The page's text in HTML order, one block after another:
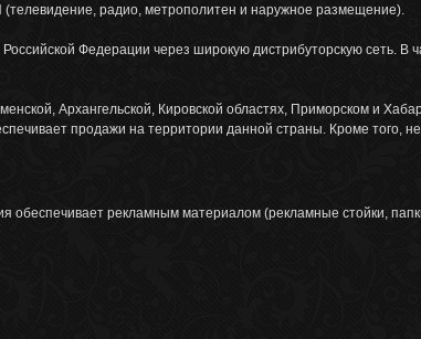
радио, метрополитен и наружное размещение).
Федерации через широкую дистрибуторскую сеть. В
Архангельской, Кировской областях, Приморском и
продажи на территории данной страны. Кроме того,
обеспечивает рекламным материалом (рекламные стойки,